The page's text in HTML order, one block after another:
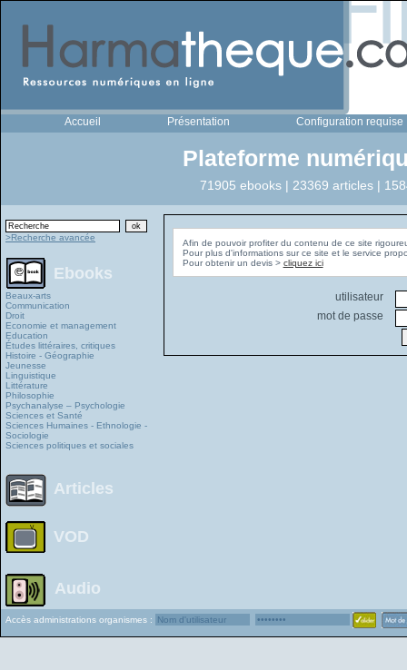
Accueil Présentation Configuration requise
Plateforme
71905 ebooks | 23369 articles |
>Recherche avancée
Ebooks
Beaux-arts
Communication
Droit
Economie et management
Education
Études littéraires, critiques
Histoire - Géographie
Jeunesse
Linguistique
Littérature
Philosophie
Psychanalyse – Psychologie
Sciences et Santé
Sciences Humaines - Ethnologie -
Sociologie
Sciences politiques et sociales
Articles
VOD
Audio
Afin de pouvoir profiter du contenu de ce site
Pour plus d'informations sur ce site et le service
Pour obtenir un devis > cliquez ici
utilisateur
mot de passe
Accès administrations organismes :